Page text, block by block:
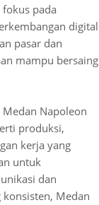
pada
digital
pasar dan
mampu bersaing
Napoleon
produksi,
kerja yang
untuk
dan
Medan